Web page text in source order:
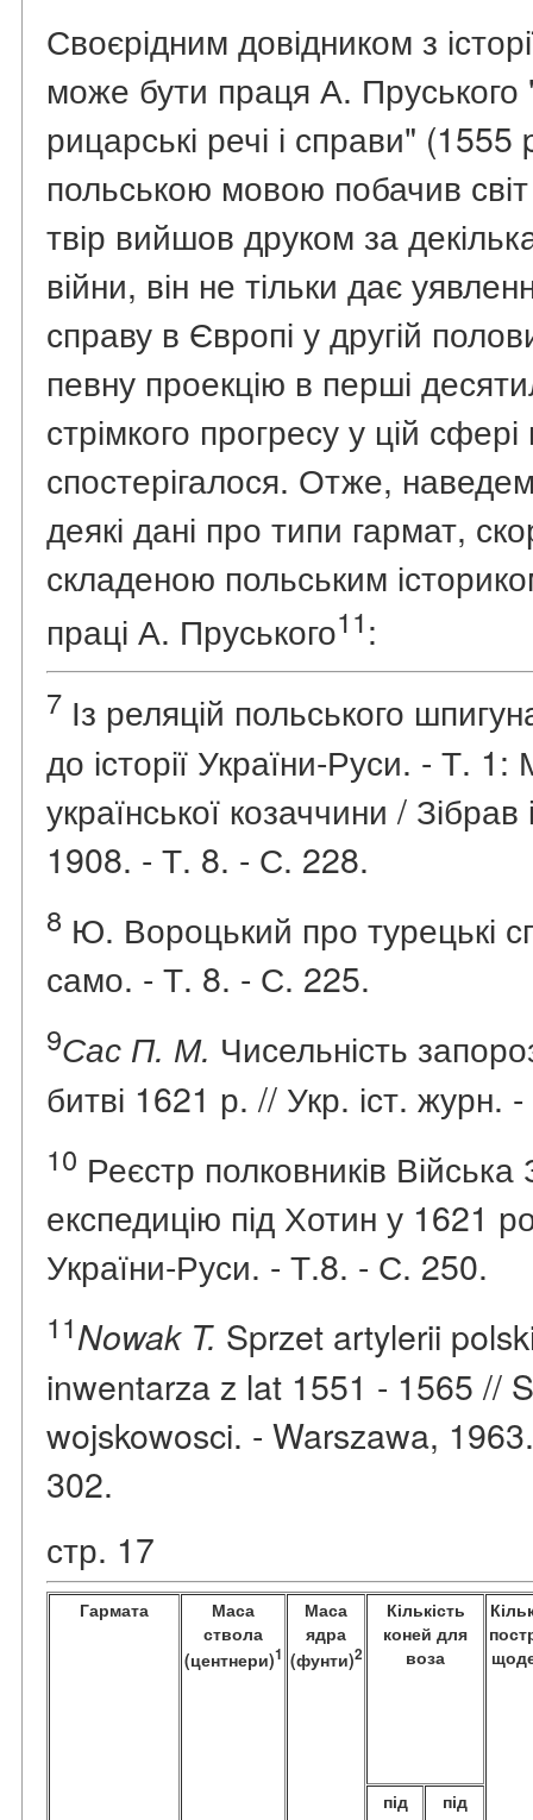
Своєрідним довідником з
може бути праця А. Пруського
рицарські речі і справи"
польською мовою побачив
твір вийшов друком за
війни, він не тільки дає
справу в Європі у другій
певну проекцію в перші
стрімкого прогресу у цій
спостерігалося. Отже,
деякі дані про типи гармат,
складеною польським
праці А. Пруського11:
7 Із реляцій польського
до історії України-Руси. - Т. 1:
української козаччини /
1908. - Т. 8. - С. 228.
8 Ю. Вороцький про турецькі
само. - Т. 8. - С. 225.
9Сас П. М. Чисельність
битві 1621 р. // Укр. іст.
10 Реєстр полковників
експедицію під Хотин у 1621
України-Руси. - Т.8. - С. 250.
11Nowak T. Sprzet artylerii
inwentarza z lat 1551 - 1565 //
wojskowosci. - Warszawa,
302.
стр. 17
Гармата
Маса
ствола
(центнери)1
Маса
ядра
(фунти)2
Кількість
коней для
воза
під
під